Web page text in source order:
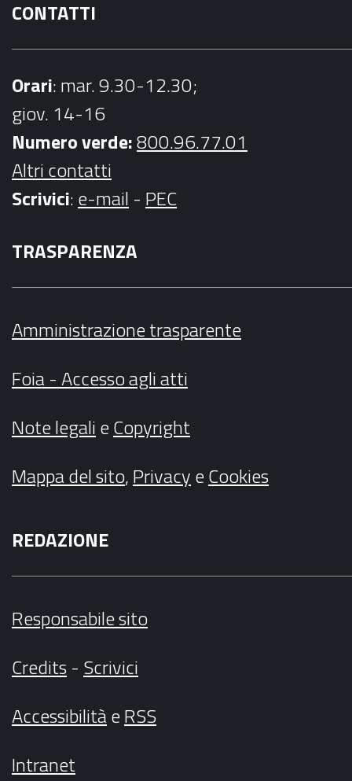
CONTATTI
Orari: mar. 9.30-12.30;
giov. 14-16
Numero verde:800.96.77.01
Altri contatti
Scrivici:e-mail - PEC
TRASPARENZA
Amministrazione trasparente
Foia - Accesso agli atti
Note legalieCopyright
Mappa del sito,PrivacyeCookies
REDAZIONE
Responsabile sito
Credits- Scrivici
AccessibilitàeRSS
Intranet